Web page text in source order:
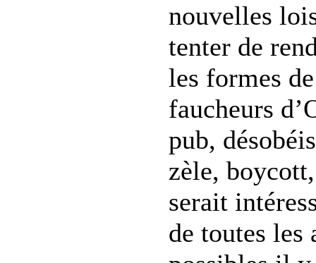
nouvelles
tenter de
les formes
faucheurs
pub,
zèle,
serait
de toutes les